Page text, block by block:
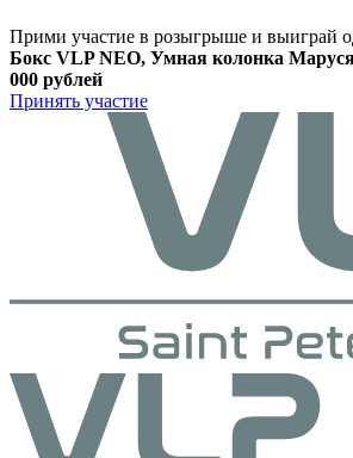
Прими участие в розыгрыше и выиграй
Бокс VLP NEO, Умная колонка
000 рублей
Принять участие